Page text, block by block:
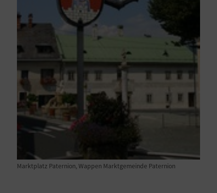
Marktplatz Paternion, Wappen Marktgemeinde Paternion